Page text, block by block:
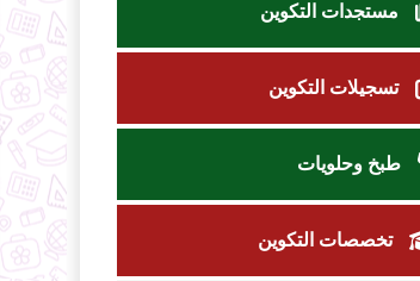
مستجدات التكوين
تسجيلات التكوين
طبخ وحلويات
تخصصات التكوين